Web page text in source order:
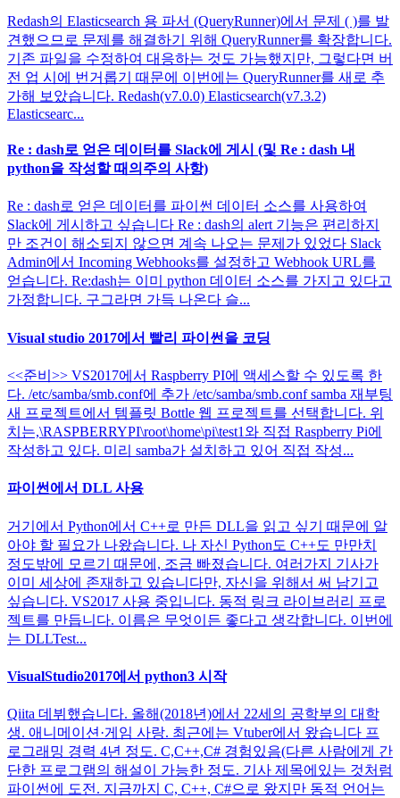
Redash의 Elasticsearch 용 파서 (QueryRunner)에서 문제 ( )를 발
견했으므로 문제를 해결하기 위해 QueryRunner를 확장합니다.
기존 파일을 수정하여 대응하는 것도 가능했지만, 그렇다면 버
전 업 시에 번거롭기 때문에 이번에는 QueryRunner를 새로 추
가해 보았습니다. Redash(v7.0.0) Elasticsearch(v7.3.2)
Elasticsearc...
Re : dash로 얻은 데이터를 Slack에 게시 (및 Re : dash 내
python을 작성할 때의주의 사항)
Re : dash로 얻은 데이터를 파이썬 데이터 소스를 사용하여
Slack에 게시하고 싶습니다 Re : dash의 alert 기능은 편리하지
만 조건이 해소되지 않으면 계속 나오는 문제가 있었다 Slack
Admin에서 Incoming Webhooks를 설정하고 Webhook URL를
얻습니다. Re:dash는 이미 python 데이터 소스를 가지고 있다고
가정합니다. 구그라면 가득 나온다 슬...
Visual studio 2017에서 빨리 파이썬을 코딩
<<준비>> VS2017에서 Raspberry PI에 액세스할 수 있도록 한
다. /etc/samba/smb.conf에 추가 /etc/samba/smb.conf samba 재부팅
새 프로젝트에서 템플릿 Bottle 웹 프로젝트를 선택합니다. 위
치는,\RASPBERRYPI\root\home\pi\test1와 직접 Raspberry Pi에
작성하고 있다. 미리 samba가 설치하고 있어 직접 작성...
파이썬에서 DLL 사용
거기에서 Python에서 C++로 만든 DLL을 읽고 싶기 때문에 알
아야 할 필요가 나왔습니다. 나 자신 Python도 C++도 만만치
정도밖에 모르기 때문에, 조금 빠졌습니다. 여러가지 기사가
이미 세상에 존재하고 있습니다만, 자신을 위해서 써 남기고
싶습니다. VS2017 사용 중입니다. 동적 링크 라이브러리 프로
젝트를 만듭니다. 이름은 무엇이든 좋다고 생각합니다. 이번에
는 DLLTest...
VisualStudio2017에서 python3 시작
Qiita 데뷔했습니다. 올해(2018년)에서 22세의 공학부의 대학
생. 애니메이션·게임 사랑. 최근에는 Vtuber에서 왔습니다 프
로그래밍 경력 4년 정도. C,C++,C# 경험있음(다른 사람에게 간
단한 프로그램의 해설이 가능한 정도. 기사 제목에있는 것처럼
파이썬에 도전. 지금까지 C, C++, C#으로 왔지만 동적 언어는